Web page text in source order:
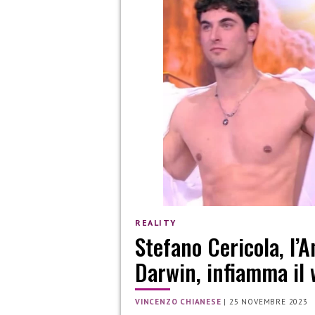
REALITY
Stefano Cericola,
Darwin, infiamma il
VINCENZO CHIANESE |25 NOVEMBRE 2023